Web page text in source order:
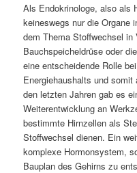
e
n
Als Endokrinologe, also als
keineswegs nur die Organe
dem Thema Stoffwechsel in
Bauchspeicheldrüse oder
eine entscheidende Rolle
Energiehaushalts und
den letzten Jahren gab es
Weiterentwicklung an
bestimmte Hirnzellen als
Stoffwechsel dienen. Ein
komplexe Hormonsystem,
Bauplan des Gehirns zu